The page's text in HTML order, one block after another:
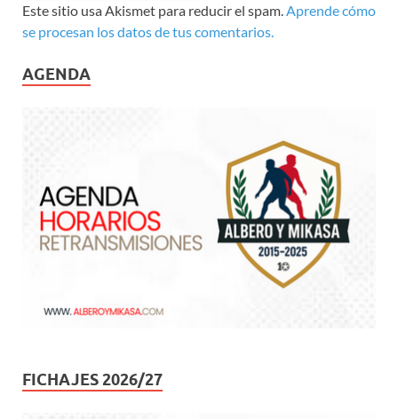
Este sitio usa Akismet para reducir el spam.Aprende cómo
se procesan los datos de tus comentarios.
AGENDA
FICHAJES 2026/27